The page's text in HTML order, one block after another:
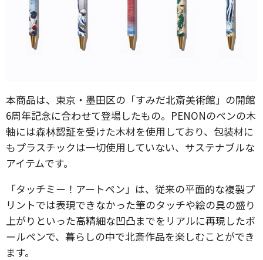
本商品は、東京・墨田区の「すみだ北斎美術館」の開館
6周年記念に合わせて登場したもの。PENONのペンの木
軸には森林認証を受けた木材を使用しており、包装材に
もプラスチックは一切使用していない、サステナブルな
アイテムです。
「タッチミー！アートペン」は、従来の平面的な複製プ
リントでは表現できなかった筆のタッチや絵の具の盛り
上がりといった高精細な凹凸までをリアルに再現したボ
ールペンで、暮らしの中で北斎作品を楽しむことができ
ます。